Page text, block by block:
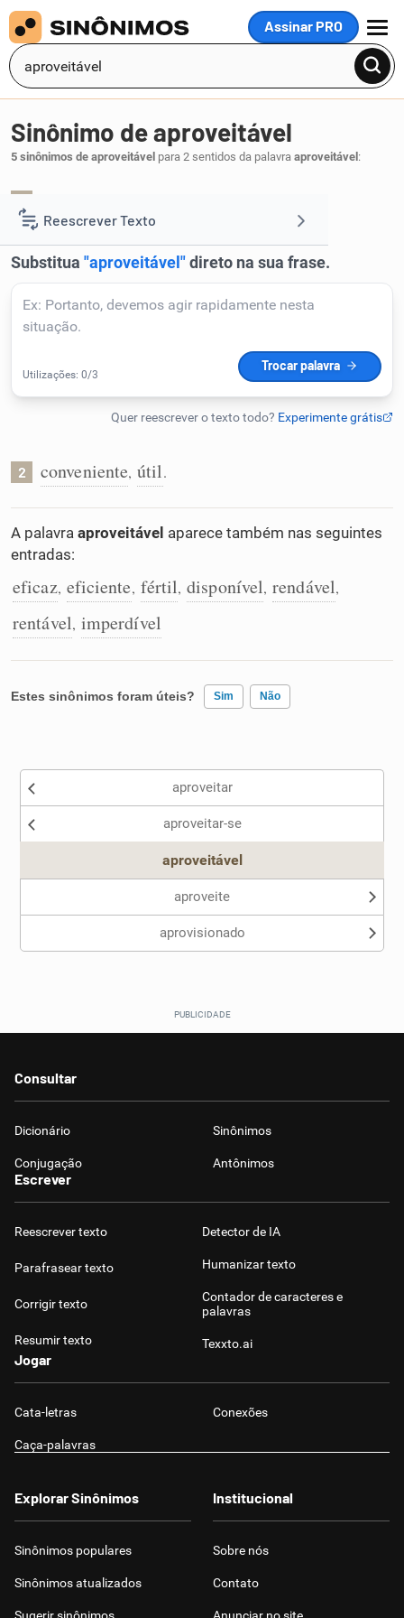
Assinar PRO
MENU
Reescrever Texto
Resumir Texto
Corrigir Texto
Detector de IA
Humanizador de IA
Cata-letras
Caça-palavras
Sinônimo de aproveitável
5 sinônimos de aproveitável para 2 sentidos da palavra aproveitável :
2 conveniente, útil.
A palavra aproveitável aparece também nas seguintes
entradas:
eficaz, eficiente, fértil, disponível, rendável,
rentável, imperdível
Estes sinônimos foram úteis? Sim Não
Nenhum dos sinônimos apresentados me ajudou
aproveitar
aproveitar-se
aproveitável
aproveite
aprovisionado
Consultar
Dicionário Sinônimos
Conjugação Antônimos
Escrever
Reescrever texto
Parafrasear texto
Corrigir texto
Resumir texto
Detector de IA
Humanizar texto
Contador de caracteres e
palavras
Texxto.ai
Jogar
Cata-letras Conexões
Caça-palavras
Explorar Sinônimos
Sinônimos populares
Sinônimos atualizados
Institucional
Sobre nós
Contato